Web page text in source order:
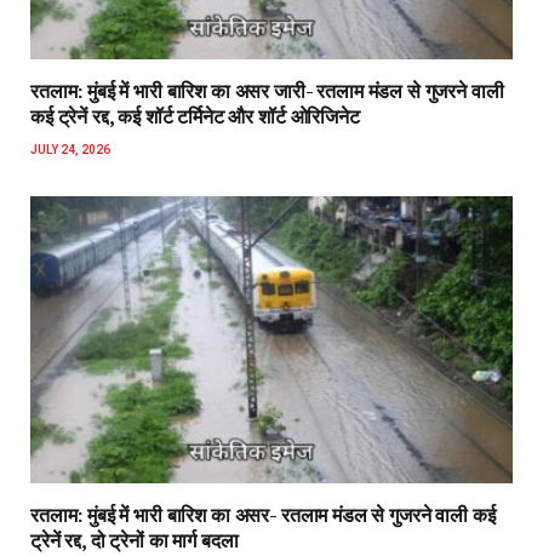
रतलाम: मुंबई में भारी बारिश का असर जारी- रतलाम मंडल से गुजरने वाली
कई ट्रेनें रद्द, कई शॉर्ट टर्मिनेट और शॉर्ट ओरिजिनेट
JULY 24, 2026
रतलाम: मुंबई में भारी बारिश का असर- रतलाम मंडल से गुजरने वाली कई
ट्रेनें रद्द, दो ट्रेनों का मार्ग बदला